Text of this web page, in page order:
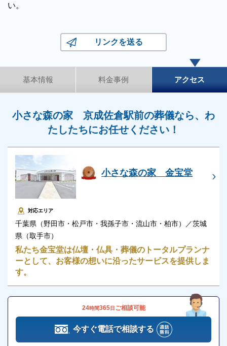
い。
リンクを送る
基本情報 料金事例 アクセス
小さな森の家 京成佐倉駅前の葬儀なら、わ
たしたちにお任せください！
小さな森の家 金宝堂
対応エリア
千葉県（野田市・松戸市・我孫子市・流山市・柏市）／茨城
県（取手市）
私たち金宝堂は仏壇・仏具・葬儀のトータルプランナ
ーとして、お客様の想いに沿ったサービスを提供しま
す。
24時間365日 ご相談可能
今すぐ電話で相談する